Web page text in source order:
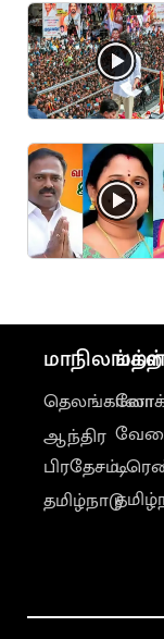
மாநிலங்கள்
தெலங்கானா
ஆந்திர
பிரதேசம்
தமிழ்நாடு
மற்ற